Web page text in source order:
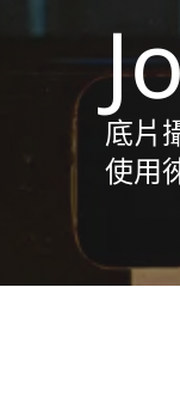
底片
使用